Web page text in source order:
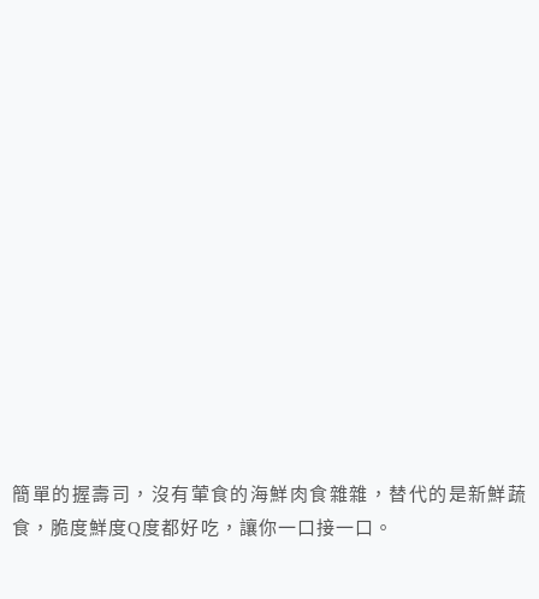
簡單的握壽司，沒有葷食的海鮮肉食雜雜，替代的是新鮮蔬
食，脆度鮮度Q度都好吃，讓你一口接一口。